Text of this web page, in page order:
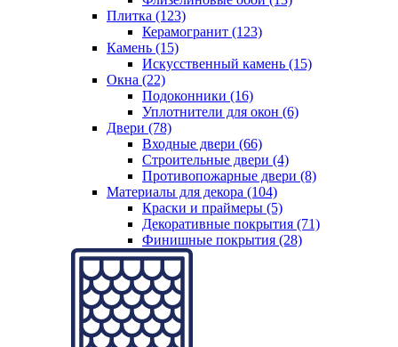
Плитка (123)
Керамогранит (123)
Камень (15)
Искусственный камень (15)
Окна (22)
Подоконники (16)
Уплотнители для окон (6)
Двери (78)
Входные двери (66)
Строительные двери (4)
Противопожарные двери (8)
Материалы для декора (104)
Краски и праймеры (5)
Декоративные покрытия (71)
Финишные покрытия (28)